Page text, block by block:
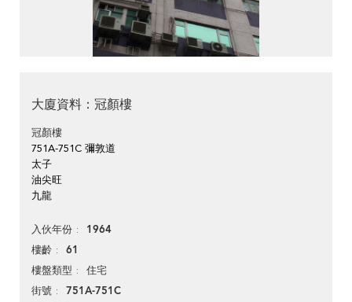
大廈資料：冠顏樓
冠顏樓
751A-751C 彌敦道
太子
油尖旺
九龍
入伙年份 1964
樓齡 61
樓盤類型 住宅
街號 751A-751C